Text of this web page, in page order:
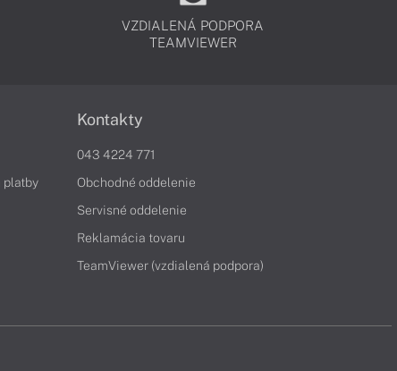
VZDIALENÁ PODPORA
TEAMVIEWER
platby
Kontakty
043 4224 771
Obchodné oddelenie
Servisné oddelenie
Reklamácia tovaru
TeamViewer (vzdialená podpora)